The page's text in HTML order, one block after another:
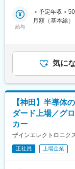
当社が持続的
動向、技術ト
支えていただ
■ミッション：
顧客・競合・
案、および事
■主要業務：
・デスクトッ
法規制、新技術
・調査結果を
給与
＜予定年収＞
月額（基本給
給：年1回（4
目安の金額で
給(月額)は固定
気に
【神田】半導体
ダード上場／グ
カー
ザインエレクトロニク
正社員 上場企業